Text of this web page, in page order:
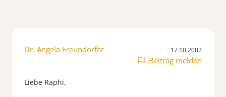
Dr. Angela Freundorfer 17.10.2002
Beitrag melden
Liebe Raphi,